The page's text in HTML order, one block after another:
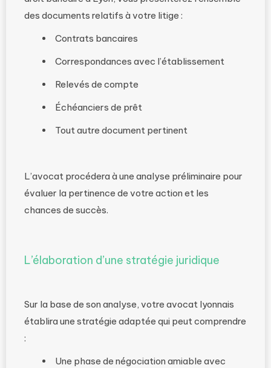
des documents relatifs à votre litige :
Contrats bancaires
Correspondances avec l’établissement
Relevés de compte
Échéanciers de prêt
Tout autre document pertinent
L’avocat procédera à une analyse préliminaire pour
évaluer la pertinence de votre action et les
chances de succès.
L’élaboration d’une stratégie juridique
Sur la base de son analyse, votre avocat lyonnais
établira une stratégie adaptée qui peut comprendre
:
Une phase de négociation amiable avec